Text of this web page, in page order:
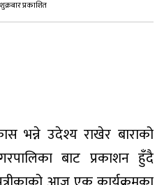
प्रकाशित
भन्ने उदेश्य राखेर बाराको
बाट प्रकाशन हुँदै